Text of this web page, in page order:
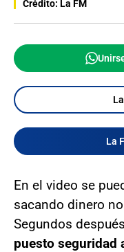
Crédito: La FM
La
En el video se
sacando dinero
Segundos después
puesto seguridad